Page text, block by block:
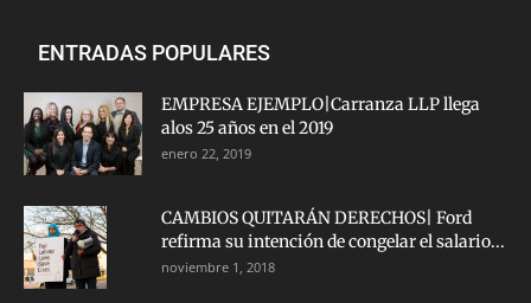
ENTRADAS POPULARES
EMPRESA EJEMPLO|Carranza LLP llega
alos 25 años en el 2019
enero 22, 2019
CAMBIOS QUITARÁN DERECHOS| Ford
refirma su intención de congelar el salario...
noviembre 1, 2018